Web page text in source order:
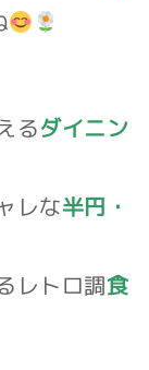
るダイニン
レな半円・
レトロ調食